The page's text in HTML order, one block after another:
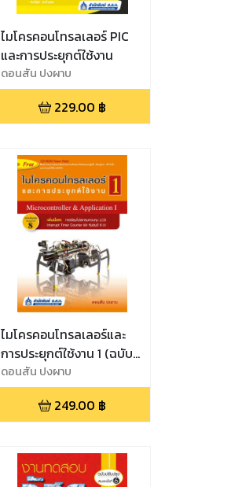
ไมโครคอนโทรลเลอร์ PIC
และการประยุกต์ใช้งาน
ดอนสัน ปงผาบ
229.00 ฿
ไมโครคอนโทรลเลอร์และ
การประยุกต์ใช้งาน 1 (ฉบับ
ปรับปรุง)
ดอนสัน ปงผาบ
249.00 ฿